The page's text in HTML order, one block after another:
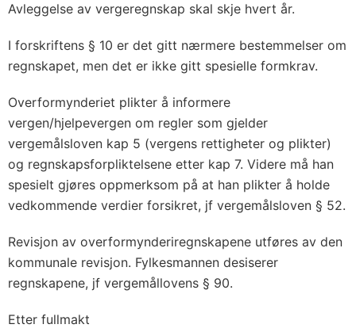
Avleggelse av vergeregnskap skal skje hvert år.
I forskriftens § 10 er det gitt nærmere bestemmelser om
regnskapet, men det er ikke gitt spesielle formkrav.
Overformynderiet plikter å informere
vergen/hjelpevergen om regler som gjelder
vergemålsloven kap 5 (vergens rettigheter og plikter)
og regnskapsforpliktelsene etter kap 7. Videre må han
spesielt gjøres oppmerksom på at han plikter å holde
vedkommende verdier forsikret, jf vergemålsloven § 52.
Revisjon av overformynderiregnskapene utføres av den
kommunale revisjon. Fylkesmannen desiserer
regnskapene, jf vergemållovens § 90.
Etter fullmakt